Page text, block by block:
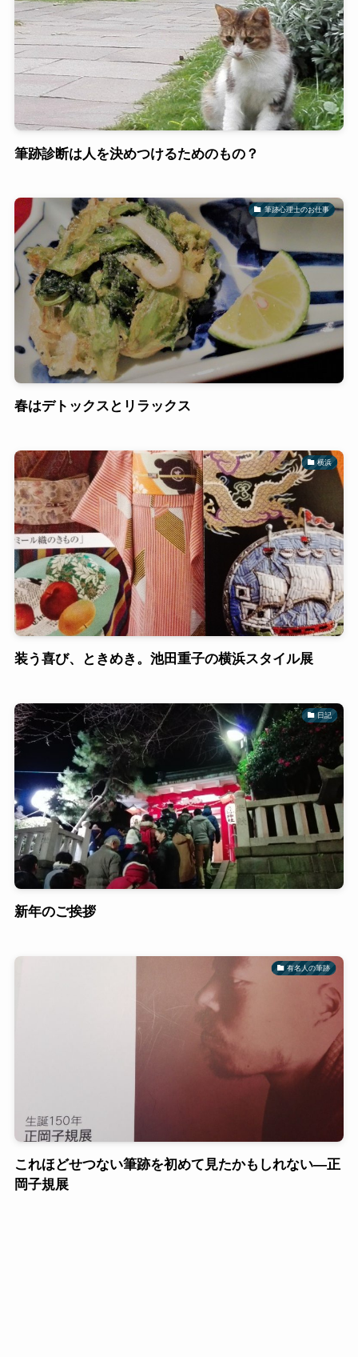
筆跡診断は人を決めつけるためのもの？
筆跡心理士のお仕事
春はデトックスとリラックス
横浜
装う喜び、ときめき。池田重子の横浜スタイル展
日記
新年のご挨拶
有名人の筆跡
これほどせつない筆跡を初めて見たかもしれない―正
岡子規展